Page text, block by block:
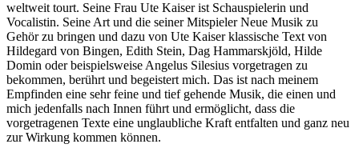
weltweit tourt. Seine Frau Ute Kaiser ist Schauspielerin und
Vocalistin. Seine Art und die seiner Mitspieler Neue Musik zu
Gehör zu bringen und dazu von Ute Kaiser klassische Text von
Hildegard von Bingen, Edith Stein, Dag Hammarskjöld, Hilde
Domin oder beispielsweise Angelus Silesius vorgetragen zu
bekommen, berührt und begeistert mich. Das ist nach meinem
Empfinden eine sehr feine und tief gehende Musik, die einen und
mich jedenfalls nach Innen führt und ermöglicht, dass die
vorgetragenen Texte eine unglaubliche Kraft entfalten und ganz neu
zur Wirkung kommen können.